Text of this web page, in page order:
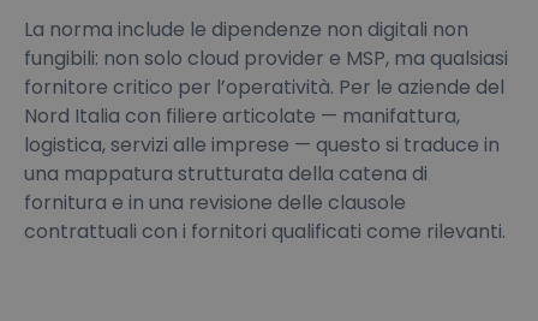
La norma include le dipendenze non digitali non
fungibili: non solo cloud provider e MSP, ma qualsiasi
fornitore critico per l’operatività. Per le aziende del
Nord Italia con filiere articolate — manifattura,
logistica, servizi alle imprese — questo si traduce in
una mappatura strutturata della catena di
fornitura e in una revisione delle clausole
contrattuali con i fornitori qualificati come rilevanti.